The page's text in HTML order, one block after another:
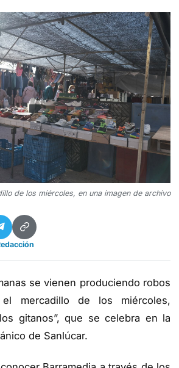
de los miércoles, en una imagen de archivo
se vienen produciendo robos
mercadillo de los miércoles,
gitanos”, que se celebra en la
de Sanlúcar.